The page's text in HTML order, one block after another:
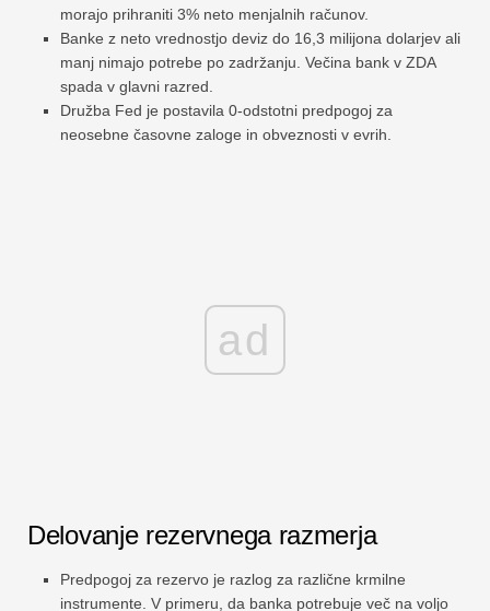
morajo prihraniti 3% neto menjalnih računov.
Banke z neto vrednostjo deviz do 16,3 milijona dolarjev ali
manj nimajo potrebe po zadržanju. Večina bank v ZDA
spada v glavni razred.
Družba Fed je postavila 0-odstotni predpogoj za
neosebne časovne zaloge in obveznosti v evrih.
ad
Delovanje rezervnega razmerja
Predpogoj za rezervo je razlog za različne krmilne
instrumente. V primeru, da banka potrebuje več na voljo